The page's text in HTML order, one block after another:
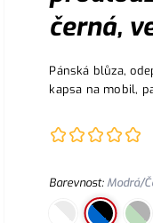
černá,
Pánská blůza,
kapsa na mobil,
Barevnost:Modrá/